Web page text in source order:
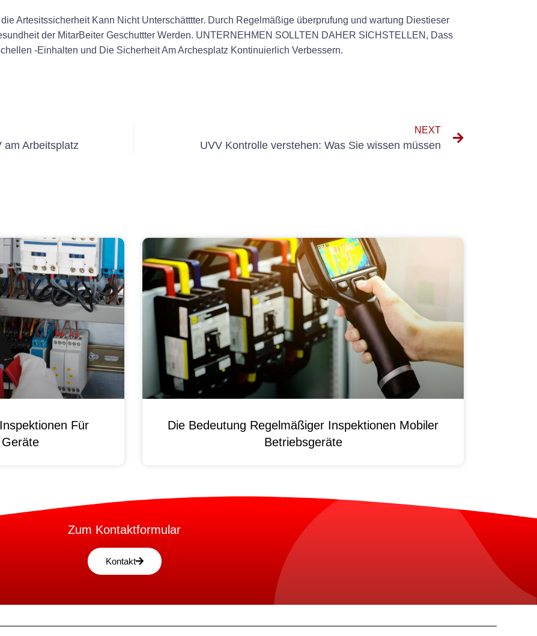
Artesitssicherheit Kann Nicht Unterschätttter. Durch Regelmäßige überprufung und wartung Diestieser
der MitarBeiter Geschuttter Werden. UNTERNEHMEN SOLLTEN DAHER SICHSTELLEN, Dass
-Einhalten und Die Sicherheit Am Archesplatz Kontinuierlich Verbessern.
am Arbeitsplatz
NEXT
UVV Kontrolle verstehen: Was Sie wissen müssen
Für
Die Bedeutung Regelmäßiger Inspektionen Mobiler
Betriebsgeräte
Zum Kontaktformular
Kontakt